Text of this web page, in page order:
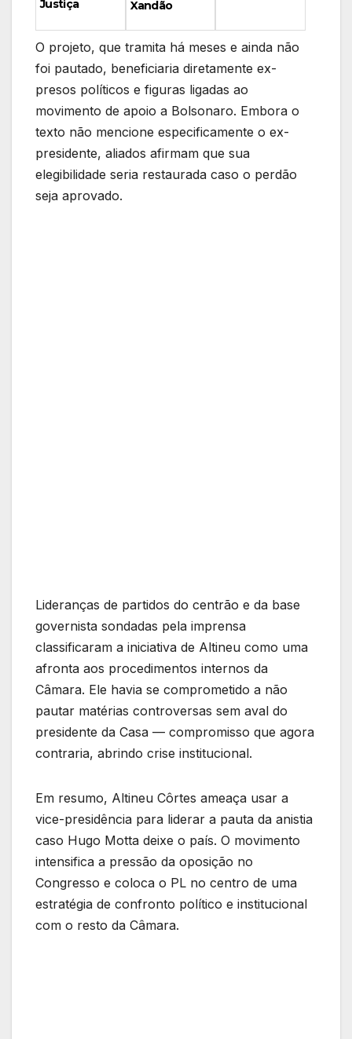
Justiça Xandão
O projeto, que tramita há meses e ainda não
foi pautado, beneficiaria diretamente ex-
presos políticos e figuras ligadas ao
movimento de apoio a Bolsonaro. Embora o
texto não mencione especificamente o ex-
presidente, aliados afirmam que sua
elegibilidade seria restaurada caso o perdão
seja aprovado.
Lideranças de partidos do centrão e da base
governista sondadas pela imprensa
classificaram a iniciativa de Altineu como uma
afronta aos procedimentos internos da
Câmara. Ele havia se comprometido a não
pautar matérias controversas sem aval do
presidente da Casa — compromisso que agora
contraria, abrindo crise institucional.
Em resumo, Altineu Côrtes ameaça usar a
vice-presidência para liderar a pauta da anistia
caso Hugo Motta deixe o país. O movimento
intensifica a pressão da oposição no
Congresso e coloca o PL no centro de uma
estratégia de confronto político e institucional
com o resto da Câmara.